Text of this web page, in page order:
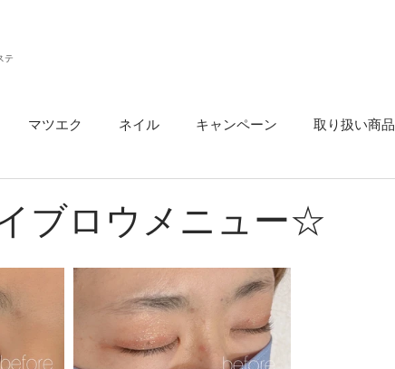
テ
マツエク ネイル キャンペーン 取り扱い商品
ブロウメニュー☆